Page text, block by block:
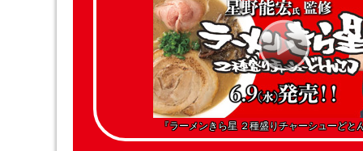
『ラーメンきら星 ２種盛りチャーシューどと